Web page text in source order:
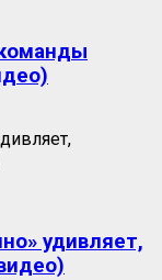
удивляет,